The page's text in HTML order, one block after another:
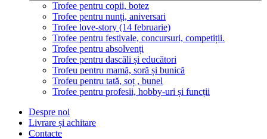
Trofee pentru copii, botez
Trofee pentru nunți, aniversari
Trofee love-story (14 februarie)
Trofee pentru festivale, concursuri, competiții.
Trofee pentru absolvenți
Trofee pentru dascăli și educători
Trofeu pentru mamă, soră și bunică
Trofeu pentru tată, soț , bunel
Trofee pentru profesii, hobby-uri și funcții
Despre noi
Livrare și achitare
Contacte